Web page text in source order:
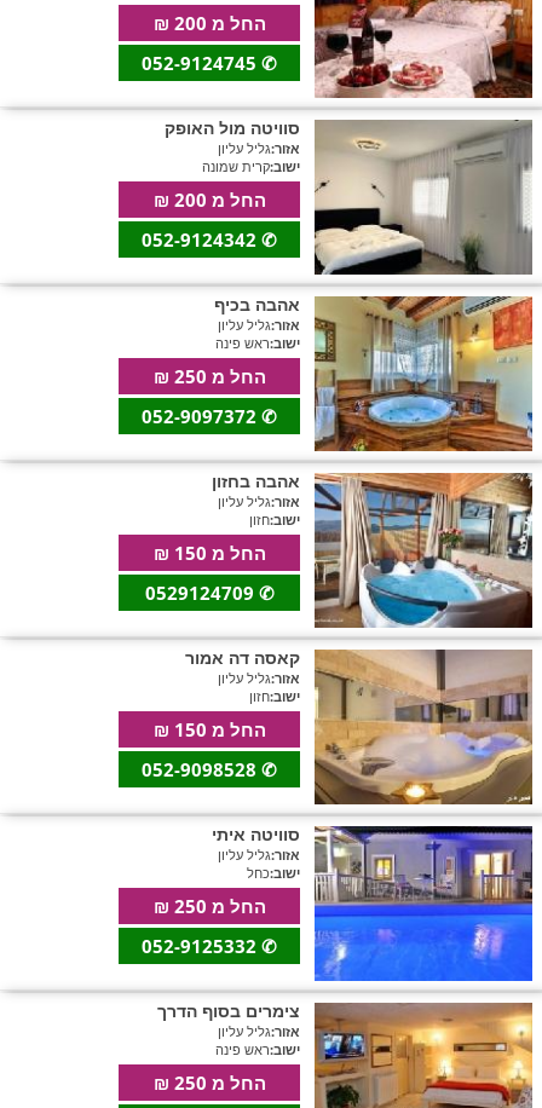
החל מ 200 ₪
✆
סוויטה מול האופק
אזור:גליל עליון
ישוב:קרית שמונה
החל מ 200 ₪
✆
אהבה בכיף
אזור:גליל עליון
ישוב:ראש פינה
החל מ 250 ₪
✆
אהבה בחזון
אזור:גליל עליון
ישוב:חזון
החל מ 150 ₪
✆
קאסה דה אמור
אזור:גליל עליון
ישוב:חזון
החל מ 150 ₪
✆
סוויטה איתי
אזור:גליל עליון
ישוב:כחל
החל מ 250 ₪
✆
צימרים בסוף הדרך
אזור:גליל עליון
ישוב:ראש פינה
החל מ 250 ₪